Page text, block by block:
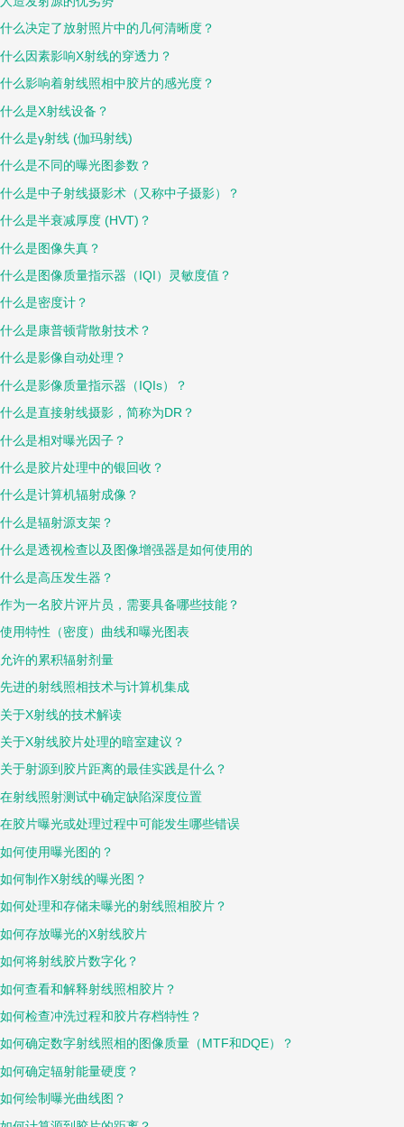
什么决定了放射照片中的几何清晰度？
什么因素影响X射线的穿透力？
什么影响着射线照相中胶片的感光度？
什么是X射线设备？
什么是γ射线 (伽玛射线)
什么是不同的曝光图参数？
什么是中子射线摄影术（又称中子摄影）？
什么是半衰减厚度 (HVT)？
什么是图像失真？
什么是图像质量指示器（IQI）灵敏度值？
什么是密度计？
什么是康普顿背散射技术？
什么是影像自动处理？
什么是影像质量指示器（IQIs）？
什么是直接射线摄影，简称为DR？
什么是相对曝光因子？
什么是胶片处理中的银回收？
什么是计算机辐射成像？
什么是辐射源支架？
什么是透视检查以及图像增强器是如何使用的
什么是高压发生器？
作为一名胶片评片员，需要具备哪些技能？
使用特性（密度）曲线和曝光图表
允许的累积辐射剂量
先进的射线照相技术与计算机集成
关于X射线的技术解读
关于X射线胶片处理的暗室建议？
关于射源到胶片距离的最佳实践是什么？
在射线照射测试中确定缺陷深度位置
在胶片曝光或处理过程中可能发生哪些错误
如何使用曝光图的？
如何制作X射线的曝光图？
如何处理和存储未曝光的射线照相胶片？
如何存放曝光的X射线胶片
如何将射线胶片数字化？
如何查看和解释射线照相胶片？
如何检查冲洗过程和胶片存档特性？
如何确定数字射线照相的图像质量（MTF和DQE）？
如何确定辐射能量硬度？
如何绘制曝光曲线图？